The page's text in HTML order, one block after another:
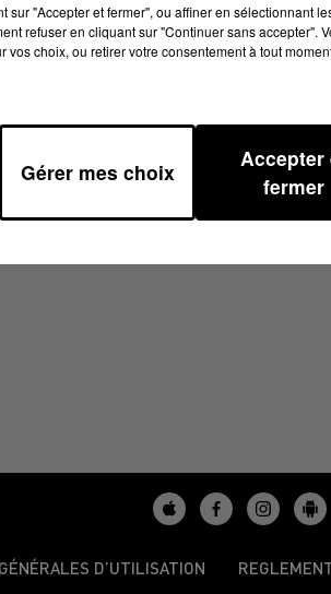
D’UTILISATION
sur "Accepter et fermer", ou affiner en sélectionnant
refuser en cliquant sur "Continuer sans accepter".
vos choix, ou retirer votre consentement à tout
Gérer mes choix
Accepter
fermer